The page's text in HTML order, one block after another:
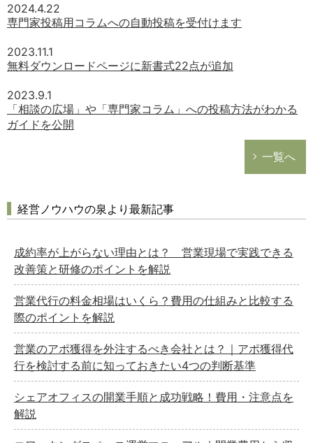
2024.4.22
専門家投稿用コラムへの自動投稿を受付けます
2023.11.1
無料ダウンロードページに新書式22点が追加
2023.9.1
「相談の広場」や「専門家コラム」への投稿方法がわかる
ガイドを公開
一覧へ
経営ノウハウの泉より最新記事
成約率が上がらない理由とは？ 営業現場で実践できる
改善策と研修のポイントを解説
営業代行の料金相場はいくら？費用の仕組みと比較する
際のポイントを解説
営業のアポ獲得を外注するべき会社とは？｜アポ獲得代
行を検討する前に知っておきたい4つの判断基準
シェアオフィスの開業手順と成功戦略！費用・注意点を
解説